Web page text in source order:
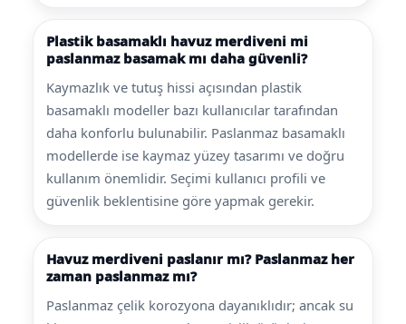
Plastik basamaklı havuz merdiveni mi
paslanmaz basamak mı daha güvenli?
Kaymazlık ve tutuş hissi açısından plastik
basamaklı modeller bazı kullanıcılar tarafından
daha konforlu bulunabilir. Paslanmaz basamaklı
modellerde ise kaymaz yüzey tasarımı ve doğru
kullanım önemlidir. Seçimi kullanıcı profili ve
güvenlik beklentisine göre yapmak gerekir.
Havuz merdiveni paslanır mı? Paslanmaz her
zaman paslanmaz mı?
Paslanmaz çelik korozyona dayanıklıdır; ancak su